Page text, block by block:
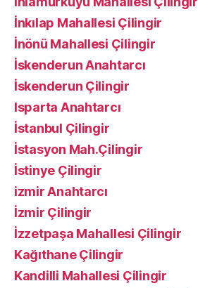
İnkılap Mahallesi Çilingir
İnönü Mahallesi Çilingir
İskenderun Anahtarcı
İskenderun Çilingir
Isparta Anahtarcı
İstanbul Çilingir
İstasyon Mah.Çilingir
İstinye Çilingir
izmir Anahtarcı
İzmir Çilingir
İzzetpaşa Mahallesi Çilingir
Kağıthane Çilingir
Kandilli Mahallesi Çilingir